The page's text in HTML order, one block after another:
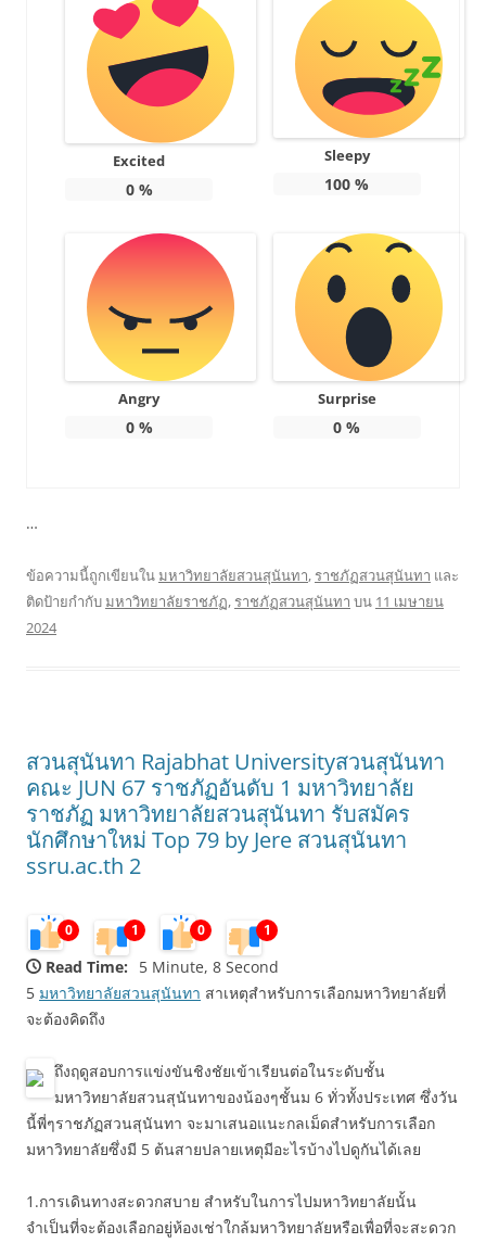
Excited
0%
Sleepy
100 %
Angry
0%
Surprise
0 %
…
ข้อความนี้ถูกเขียนในมหาวิทยาลัยสวนสุนันทา, ราชภัฏสวนสุนันทา และ
ติดป้ายกำกับมหาวิทยาลัยราชภัฏ, ราชภัฏสวนสุนันทา บน 11 เมษายน
2024
สวนสุนันทา Rajabhat Universityสวนสุนันทา
คณะ JUN 67 ราชภัฏอันดับ 1 มหาวิทยาลัย
ราชภัฏ มหาวิทยาลัยสวนสุนันทา รับสมัคร
นักศึกษาใหม่ Top 79 by Jere สวนสุนันทา
ssru.ac.th 2
0 1 0 1
Read Time:
5 Minute, 8 Second
5 มหาวิทยาลัยสวนสุนันทา สาเหตุสำหรับการเลือกมหาวิทยาลัยที่
จะต้องคิดถึง
ถึงฤดูสอบการแข่งขันชิงชัยเข้าเรียนต่อในระดับชั้น
มหาวิทยาลัยสวนสุนันทาของน้องๆชั้นม 6 ทั่วทั้งประเทศ ซึ่งวัน
นี้พี่ๆราชภัฏสวนสุนันทา จะมาเสนอแนะกลเม็ดสำหรับการเลือก
มหาวิทยาลัยซึ่งมี 5 ต้นสายปลายเหตุมีอะไรบ้างไปดูกันได้เลย
1.การเดินทางสะดวกสบาย สำหรับในการไปมหาวิทยาลัยนั้น
จำเป็นที่จะต้องเลือกอยู่ห้องเช่าใกล้มหาวิทยาลัยหรือเพื่อที่จะสะดวก